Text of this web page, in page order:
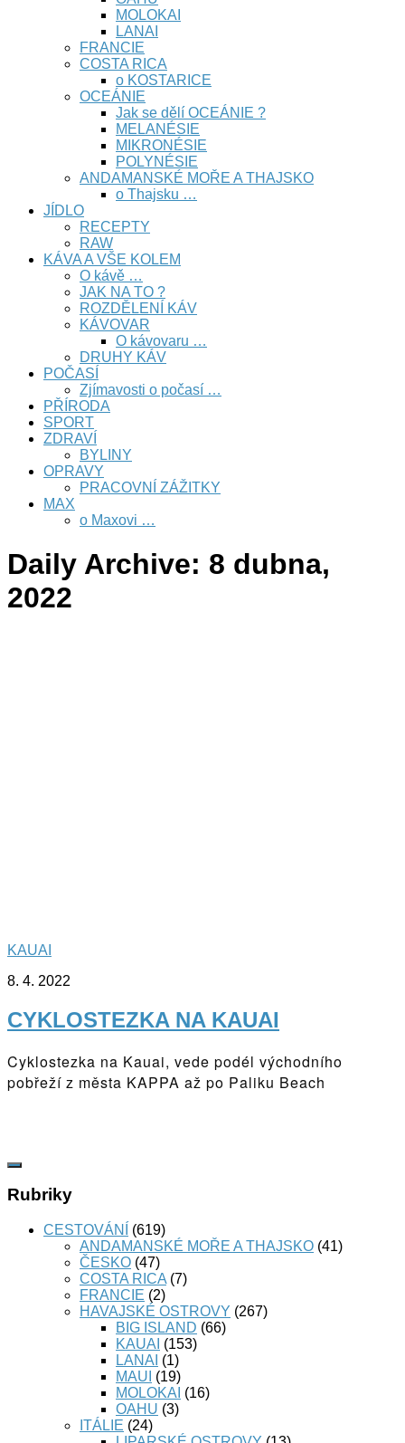
MOLOKAI
LANAI
FRANCIE
COSTA RICA
o KOSTARICE
OCEÁNIE
Jak se dělí OCEÁNIE ?
MELANÉSIE
MIKRONÉSIE
POLYNÉSIE
ANDAMANSKÉ MOŘE A THAJSKO
o Thajsku …
JÍDLO
RECEPTY
RAW
KÁVA A VŠE KOLEM
O kávě …
JAK NA TO ?
ROZDĚLENÍ KÁV
KÁVOVAR
O kávovaru …
DRUHY KÁV
POČASÍ
Zjímavosti o počasí …
PŘÍRODA
SPORT
ZDRAVÍ
BYLINY
OPRAVY
PRACOVNÍ ZÁŽITKY
MAX
o Maxovi …
Daily Archive: 8 dubna,
2022
KAUAI
8. 4. 2022
CYKLOSTEZKA NA KAUAI
Cyklostezka na Kauai, vede podél východního
pobřeží z města KAPPA až po Paliku Beach
Rubriky
CESTOVÁNÍ
(619)
ANDAMANSKÉ MOŘE A THAJSKO (41)
ČESKO (47)
COSTA RICA (7)
FRANCIE (2)
HAVAJSKÉ OSTROVY (267)
BIG ISLAND (66)
KAUAI (153)
LANAI (1)
MAUI (19)
MOLOKAI (16)
OAHU (3)
ITÁLIE (24)